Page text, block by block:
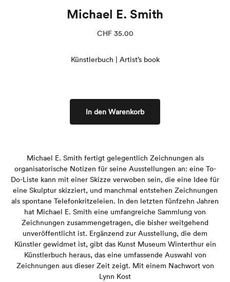
Michael E. Smith
CHF35.00
Künstlerbuch | Artist’s book
In den Warenkorb
Michael E. Smith fertigt gelegentlich Zeichnungen als
organisatorische Notizen für seine Ausstellungen an: eine To-
Do-Liste kann mit einer Skizze verwoben sein, die eine Idee für
eine Skulptur skizziert, und manchmal entstehen Zeichnungen
als spontane Telefonkritzeleien. In den letzten fünfzehn Jahren
hat Michael E. Smith eine umfangreiche Sammlung von
Zeichnungen zusammengetragen, die bisher weitgehend
unveröffentlicht ist. Ergänzend zur Ausstellung, die dem
Künstler gewidmet ist, gibt das Kunst Museum Winterthur ein
Künstlerbuch heraus, das eine umfassende Auswahl von
Zeichnungen aus dieser Zeit zeigt. Mit einem Nachwort von
Lynn Kost